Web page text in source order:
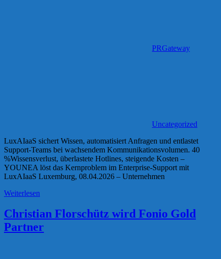
PRGateway
Uncategorized
LuxAIaaS sichert Wissen, automatisiert Anfragen und entlastet
Support-Teams bei wachsendem Kommunikationsvolumen. 40
%Wissensverlust, überlastete Hotlines, steigende Kosten –
YOUNEA löst das Kernproblem im Enterprise-Support mit
LuxAIaaS Luxemburg, 08.04.2026 – Unternehmen
Weiterlesen
Christian Florschütz wird Fonio Gold
Partner